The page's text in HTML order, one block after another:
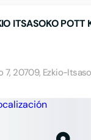
ITSASOKO POTT
7, 20709, Ezkio-